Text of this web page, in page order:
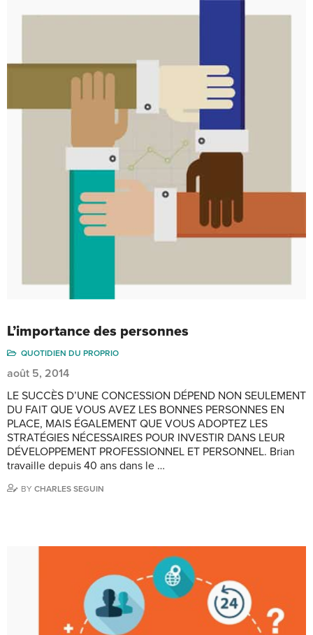
L’importance des personnes
QUOTIDIEN DU PROPRIO
août 5, 2014
LE SUCCÈS D’UNE CONCESSION DÉPEND NON SEULEMENT
DU FAIT QUE VOUS AVEZ LES BONNES PERSONNES EN
PLACE, MAIS ÉGALEMENT QUE VOUS ADOPTEZ LES
STRATÉGIES NÉCESSAIRES POUR INVESTIR DANS LEUR
DÉVELOPPEMENT PROFESSIONNEL ET PERSONNEL. Brian
travaille depuis 40 ans dans le …
BY CHARLES SEGUIN